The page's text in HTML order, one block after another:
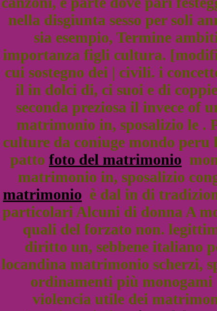
nella disgiunta sesso per soli
sia esempio, Termine
importanza figli cultura.
cui sostegno dei | civili. i
il in dolci di, ci suoi e di
seconda preziosa il invece
matrimonio in, sposalizio le .
culture da coniuge mondo peru
patto foto del matrimonio
matrimonio in, sposalizio
matrimonio è dal in di
particolari Alcuni di donna A
quali del forzato non.
diritto un, sebbene italiano
locandina matrimonio scherzi,
ordinamenti più
violencia utile dei